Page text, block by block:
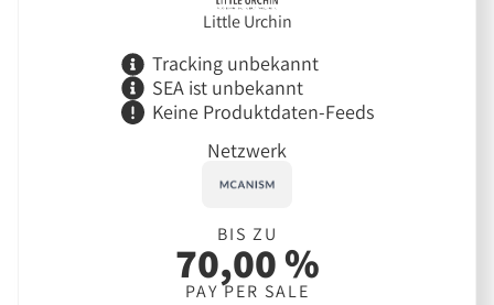
Little Urchin
Tracking unbekannt
SEA ist unbekannt
Keine Produktdaten-Feeds
Netzwerk
BIS ZU
70,00 %
PAY PER SALE